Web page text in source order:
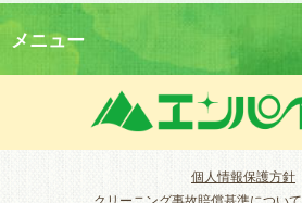
メニュー
個人情報保護方針